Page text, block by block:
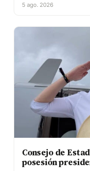
5 ago. 2026
Consejo de
posesión